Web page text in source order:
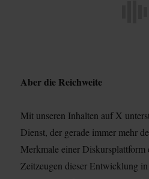
Aber die Reichweite
Mit unseren Inhalten auf X
Dienst, der gerade immer mehr
Merkmale einer
Zeitzeugen dieser Entwicklung in